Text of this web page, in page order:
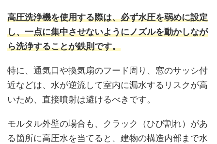
高圧洗浄機を使用する際は、必ず水圧を弱めに設定
し、一点に集中させないようにノズルを動かしなが
ら洗浄することが鉄則です。
特に、通気口や換気扇のフード周り、窓のサッシ付
近などは、水が逆流して室内に漏水するリスクが高
いため、直接噴射は避けるべきです。
モルタル外壁の場合も、クラック（ひび割れ）があ
る箇所に高圧水を当てると、建物の構造内部まで水